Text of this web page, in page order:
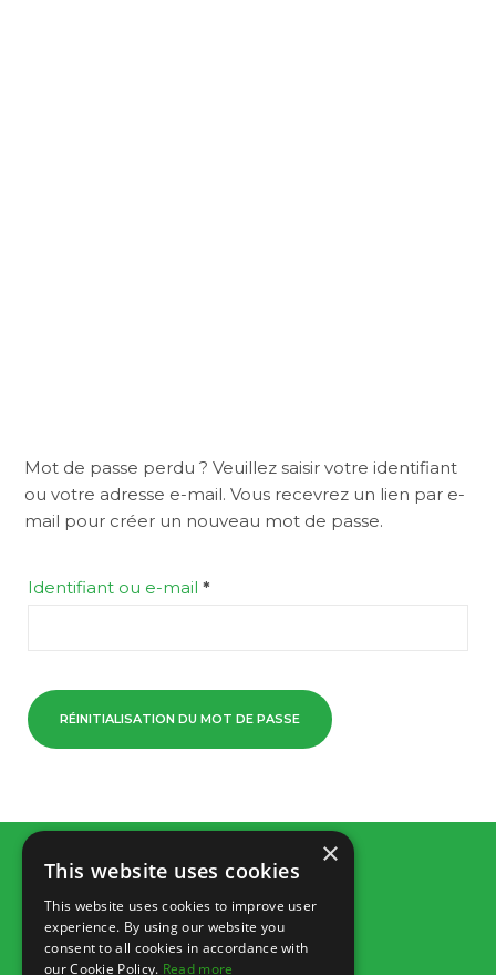
Mot de passe perdu ? Veuillez saisir votre identifiant
ou votre adresse e-mail. Vous recevrez un lien par e-
mail pour créer un nouveau mot de passe.
Identifiant ou e-mail*
RÉINITIALISATION DU MOT DE PASSE
×
This website uses cookies
This website uses cookies to improve user
experience. By using our website you
consent to all cookies in accordance with
our Cookie Policy. Read more